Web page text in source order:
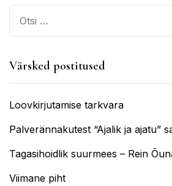
Värsked postitused
Loovkirjutamise tarkvara
Palverännakutest “Ajalik ja ajatu”
Tagasihoidlik suurmees – Rein
Viimane piht